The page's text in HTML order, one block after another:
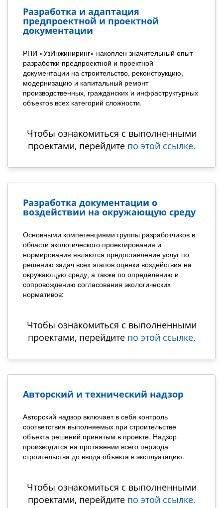
Разработка и адаптация
предпроектной и проектной
документации
РПИ «УзИнжиниринг» накоплен значительный опыт
разработки предпроектной и проектной
документации на строительство, реконструкцию,
модернизацию и капитальный ремонт
производственных, гражданских и инфраструктурных
объектов всех категорий сложности.
Чтобы ознакомиться с выполненными
проектами, перейдите по этой ссылке.
Разработка документации о
воздействии на окружающую среду
Основными компетенциями группы разработчиков в
области экологического проектирования и
нормирования являются предоставление услуг по
решению задач всех этапов оценки воздействия на
окружающую среду, а также по определению и
сопровождению согласования экологических
нормативов:
Чтобы ознакомиться с выполненными
проектами, перейдите по этой ссылке.
Авторский и технический надзор
Авторский надзор включает в себя контроль
соответствия выполняемых при строительстве
объекта решений принятым в проекте. Надзор
производится на протяжении всего периода
строительства до ввода объекта в эксплуатацию.
Чтобы ознакомиться с выполненными
проектами, перейдите по этой ссылке.